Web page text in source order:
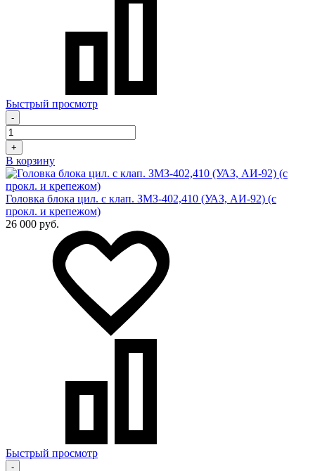
Быстрый просмотр
-
+
В корзину
Головка блока цил. с клап. ЗМЗ-402,410 (УАЗ, АИ-92) (с
прокл. и крепежом)
26 000 руб.
Быстрый просмотр
-